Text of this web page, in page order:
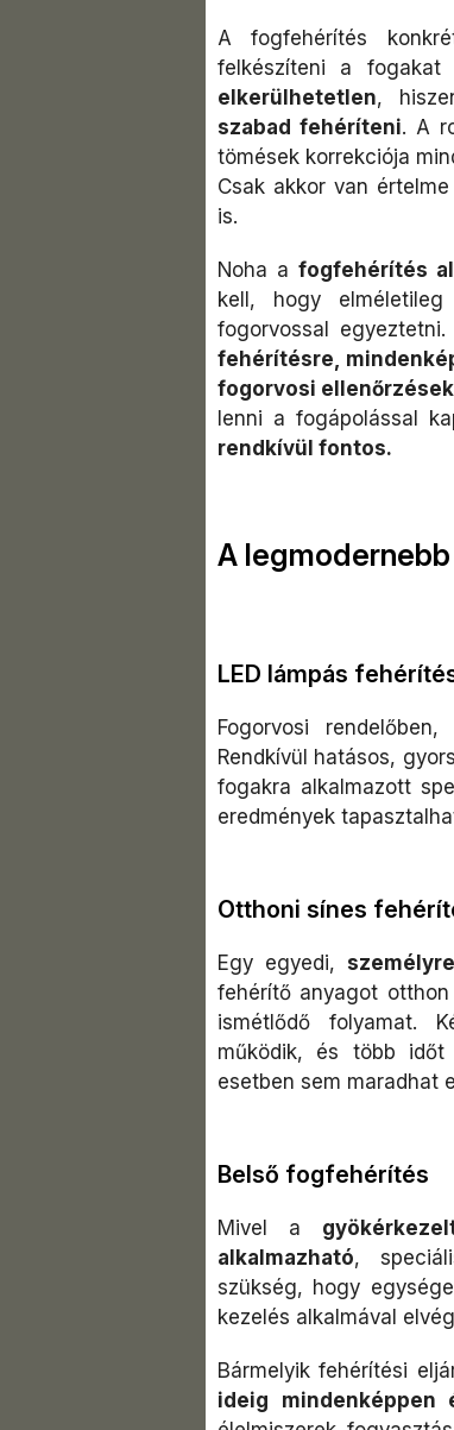
A fogfehérítés
felkészíteni a fogakat
elkerülhetetlen,
szabad fehéríteni. A
tömések korrekciója
Csak akkor van
is.
Noha a fogfehérítés
kell, hogy
fogorvossal
fehérítésre,
fogorvosi
lenni a fogápolással
rendkívül fontos.
A
LED lámpás
Fogorvosi
Rendkívül hatásos,
fogakra alkalmazott
eredmények
Otthoni sínes
Egy egyedi,
fehérítő anyagot
ismétlődő folyamat.
működik, és több időt
esetben sem maradhat
Belső fogfehérítés
Mivel a
alkalmazható,
szükség, hogy
kezelés alkalmával
Bármelyik fehérítési
ideig mindenképpen